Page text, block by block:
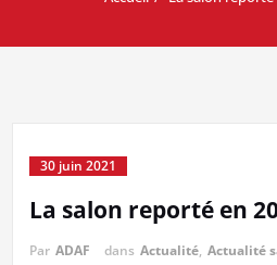
30 juin 2021
La salon reporté en
Par ADAF dans Actualité, Actualité